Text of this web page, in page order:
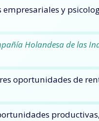
y
Holandesa de las
oportunidades de